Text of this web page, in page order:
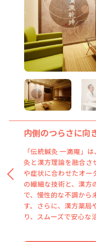
内側のつらさに向
「伝統鍼灸 一滴庵」
灸と漢方理論を融合さ
や症状に合わせたオー
の繊細な技術と、漢方
で、慢性的な不調から
す。さらに、漢方薬局
り、スムーズで安心な